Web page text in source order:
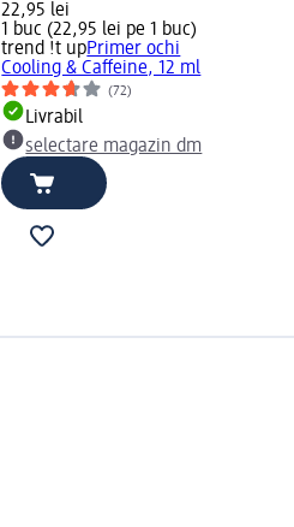
22,95 lei
1 buc (22,95 lei pe 1 buc)
trend !t upPrimer ochi
Cooling & Caffeine, 12 ml
(72)
Livrabil
selectare magazin dm